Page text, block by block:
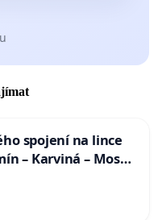
spojení na lince
– Karviná – Mosty